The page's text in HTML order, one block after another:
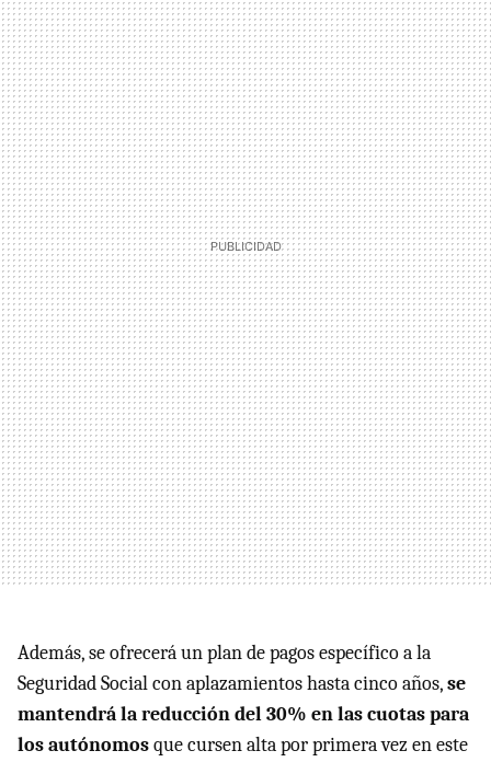
Además, se ofrecerá un plan de pagos específico a la
Seguridad Social con aplazamientos hasta cinco años,se
mantendrá la reducción del 30% en las cuotas para
los autónomosque cursen alta por primera vez en este